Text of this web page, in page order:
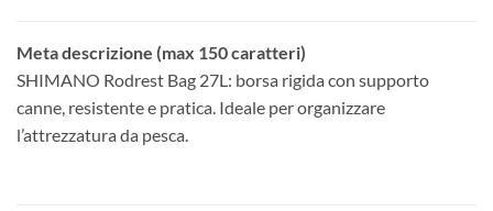
Meta descrizione (max 150 caratteri)
SHIMANO Rodrest Bag 27L: borsa rigida con supporto
canne, resistente e pratica. Ideale per organizzare
l’attrezzatura da pesca.